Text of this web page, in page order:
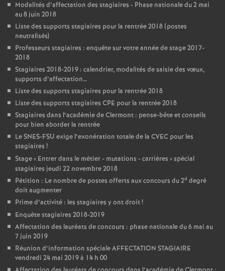
Modalités d’affectation des stagiaires - Phase nationale du 2 mai
au 8 juin 2018
Liste des supports stagiaires pour la rentrée 2018 (postes
neutralisés)
Professeurs stagiaires : enquête sur votre année de stage 2017-
2018
Stagiaires 2018-2019 : calendrier, modalités de saisie des vœux,
supports d’affectation…
Liste des supports stagiaires pour la rentrée 2018
Liste des supports stagiaires CPE pour la rentrée 2018
Stagiaires dans l’académie de Clermont : pense-bête et conseils
pour bien aborder la rentrée
Le SNES-FSU exige l’exonération totale de la CVEC pour les
stagiaires !
Stage « Entrer dans le métier - mutations - carrières » spécial
stagiaires jeudi 22 novembre 2018
Pétition : Le nombre de postes offerts aux concours du 2d degré
doit augmenter
Prime d’activité : les stagiaires y ont droit!
Enquête stagiaires 2018-2019
Affectation des lauréats de concours : phase nationale du 6 mai au
7 juin 2019
Réunion d’information spéciale AFFECTATION STAGIAIRE
vendredi 24 mai 2019 à 14 h 00